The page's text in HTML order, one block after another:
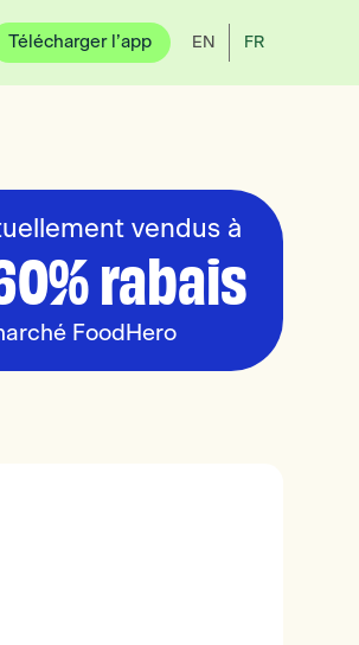
Télécharger l’app EN FR
vendus à
rabais
FoodHero